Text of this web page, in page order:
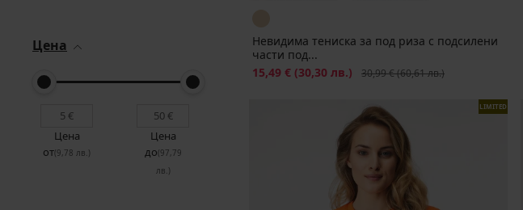
Цена
Цена
от(9,78 лв.)
Цена
до(97,79
лв.)
Невидима тениска за под риза с подсилени
части под...
Намаление
15,49 € (30,30 лв.) Първоначална цена
30,99 €(60,61 лв.)
LIMITED